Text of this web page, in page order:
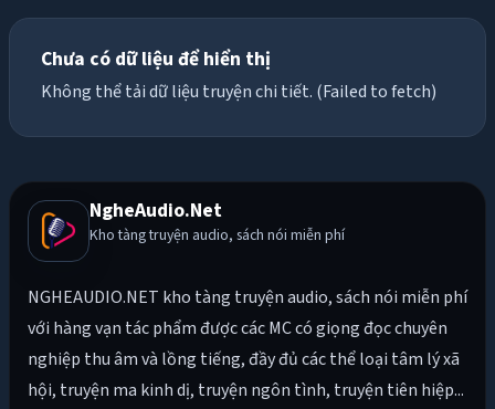
Chưa có dữ liệu để hiển thị
Không thể tải dữ liệu truyện chi tiết. (Failed to fetch)
NgheAudio.Net
Kho tàng truyện audio, sách nói miễn phí
NGHEAUDIO.NET kho tàng truyện audio, sách nói miễn phí
với hàng vạn tác phẩm được các MC có giọng đọc chuyên
nghiệp thu âm và lồng tiếng, đầy đủ các thể loại tâm lý xã
hội, truyện ma kinh dị, truyện ngôn tình, truyện tiên hiệp...